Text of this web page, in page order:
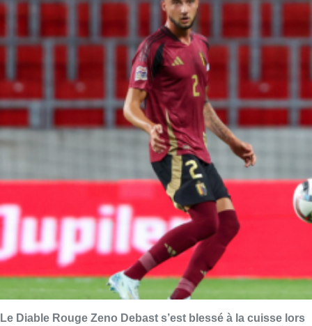
Le Diable Rouge Zeno Debast s’est blessé à la cuisse lors